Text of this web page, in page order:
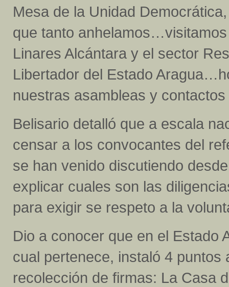
Mesa de la Unidad
que tanto
Linares Alcántara y el sector
Libertador del Estado
nuestras asambleas y
Belisario detalló que a escala
censar a los convocantes del
se han venido discutiendo
explicar cuales son las
para exigir se respeto a la
Dio a conocer que en el Estado
cual pertenece, instaló 4 puntos
recolección de firmas: La Casa